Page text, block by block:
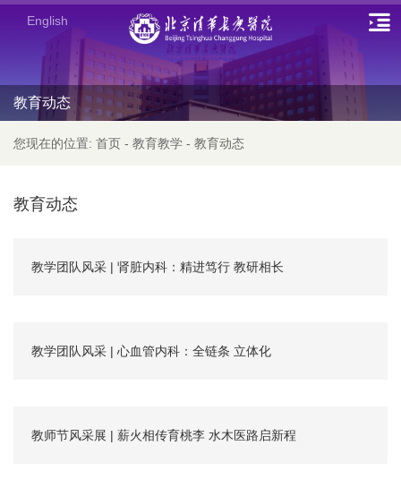
English
教育动态
您现在的位置: 首页 - 教育教学 - 教育动态
教育动态
教学团队风采 | 肾脏内科：精进笃行 教研相长
教学团队风采 | 心血管内科：全链条 立体化
教师节风采展 | 薪火相传育桃李 水木医路启新程